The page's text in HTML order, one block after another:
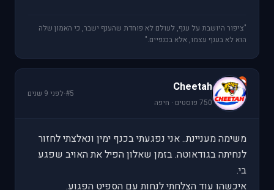
"ציפור היושבת על ענף, לעולם לא פוחדת שהענף ישבר, כי האמון שלה
הוא לא בענף עצמו, אלא בכנפיים."
C
Cheetah
750 פוסטים · חיפה
#5
·לפני 9 שנים
משימה מעניינת.. אני נפגעתי בכנף ימין ונאלצתי לחזור
לנחיתה בגודאוטה. בזמן שאלון הפיל את האויב שפגע
בי.
איכשהו עוד הצלחתי לנחות עם הספיט הפגוע.